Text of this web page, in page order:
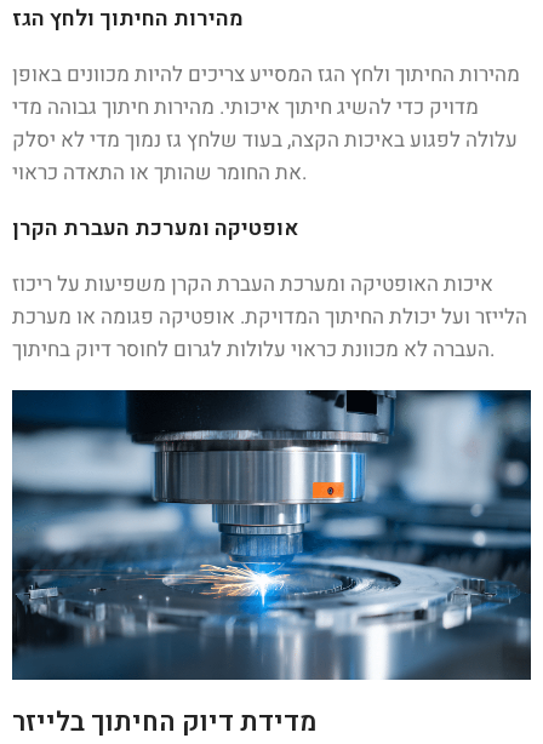
מהירות החיתוך ולחץ הגז
מהירות החיתוך ולחץ הגז המסייע צריכים להיות מכוונים באופן
מדויק כדי להשיג חיתוך איכותי. מהירות חיתוך גבוהה מדי
עלולה לפגוע באיכות הקצה, בעוד שלחץ גז נמוך מדי לא יסלק
את החומר שהותך או התאדה כראוי.
אופטיקה ומערכת העברת הקרן
איכות האופטיקה ומערכת העברת הקרן משפיעות על ריכוז
הלייזר ועל יכולת החיתוך המדויקת. אופטיקה פגומה או מערכת
העברה לא מכוונת כראוי עלולות לגרום לחוסר דיוק בחיתוך.
מדידת דיוק החיתוך בלייזר